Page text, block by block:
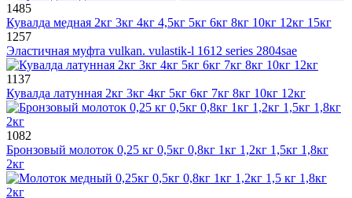
1485
Кувалда медная 2кг 3кг 4кг 4,5кг 5кг 6кг 8кг 10кг 12кг 15кг
1257
Эластичная муфта vulkan. vulastik-l 1612 series 2804sae
1137
Кувалда латунная 2кг 3кг 4кг 5кг 6кг 7кг 8кг 10кг 12кг
1082
Бронзовый молоток 0,25 кг 0,5кг 0,8кг 1кг 1,2кг 1,5кг 1,8кг
2кг